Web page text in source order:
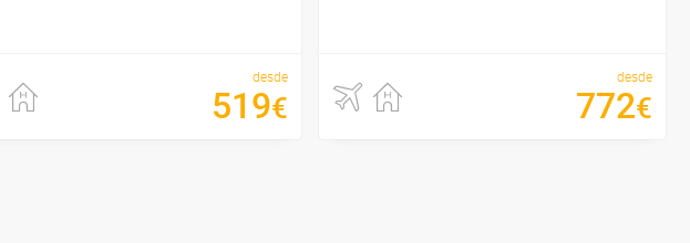
desde
519€
desde
772€